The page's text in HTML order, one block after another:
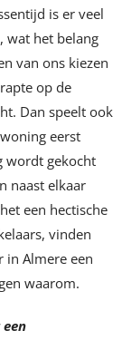
is er veel
wat het belang
van ons kiezen
op de
Dan speelt ook
eerst
wordt gekocht
naast elkaar
een hectische
vinden
in Almere een
waarom.